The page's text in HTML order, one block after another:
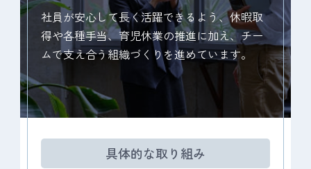
社員が安心して長く活躍できるよう、休暇取
得や各種手当、育児休業の推進に加え、チー
ムで支え合う組織づくりを進めています。
具体的な取り組み